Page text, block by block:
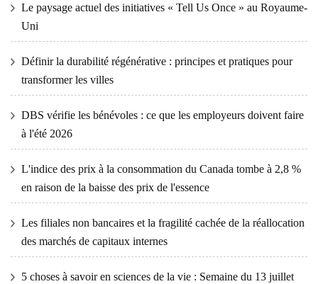
Le paysage actuel des initiatives « Tell Us Once » au Royaume-
Uni
Définir la durabilité régénérative : principes et pratiques pour
transformer les villes
DBS vérifie les bénévoles : ce que les employeurs doivent faire
à l'été 2026
L'indice des prix à la consommation du Canada tombe à 2,8 %
en raison de la baisse des prix de l'essence
Les filiales non bancaires et la fragilité cachée de la réallocation
des marchés de capitaux internes
5 choses à savoir en sciences de la vie : Semaine du 13 juillet